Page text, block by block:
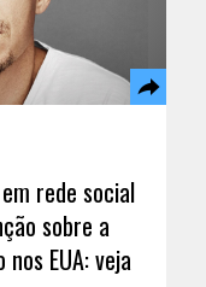
rede social
sobre a
EUA: veja